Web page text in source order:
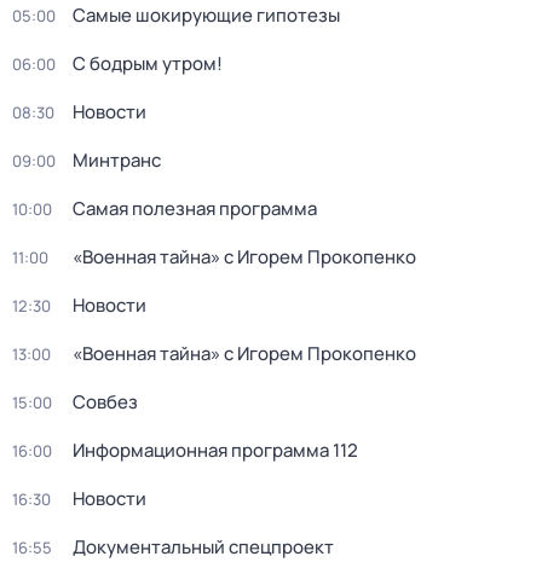
05:00 Самые шoкиpующие гипотезы
06:00 С бодрым утром!
08:30 Новости
09:00 Минтранс
10:00 Самая полезная программа
11:00 «Военная тайна» с Игорем Прокопенко
12:30 Новости
13:00 «Военная тайна» с Игорем Прокопенко
15:00 Совбез
16:00 Информационная программа 112
16:30 Новости
16:55 Документальный спецпроект